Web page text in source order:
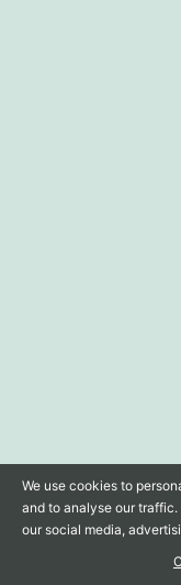
We use cookies to
and to analyse our
our social media,